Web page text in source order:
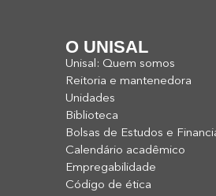
O UNISAL
Unisal: Quem somos
Reitoria e mantenedora
Unidades
Biblioteca
Bolsas de Estudos e
Calendário acadêmico
Empregabilidade
Código de ética